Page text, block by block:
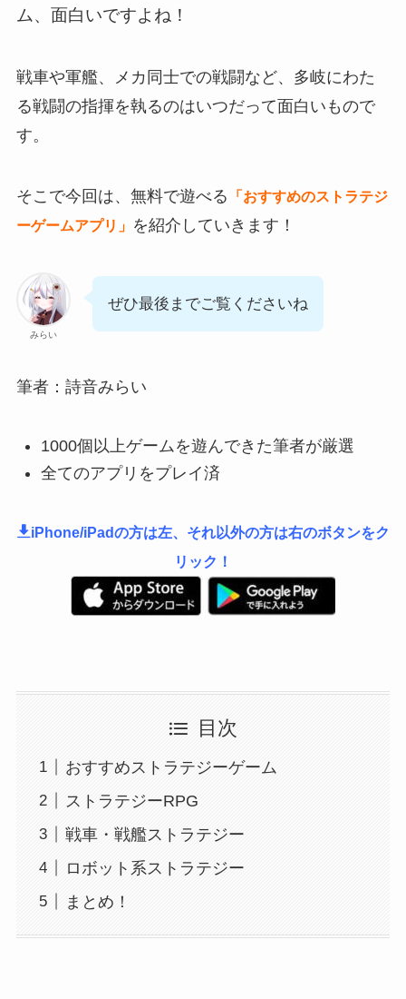
ム、面白いですよね！
戦車や軍艦、メカ同士での戦闘など、 多岐にわた
る戦闘の指揮を執るのはいつだって面白い もので
す。
そこで今回は、無料で遊べる
「おすすめのストラテジ
ーゲームアプリ」 を紹介していきます！
みらい
ぜひ最後までご覧くださいね
筆者：詩音みらい
1000個以上ゲームを遊んできた筆者が厳選
全てのアプリをプレイ済
iPhone/iPadの方は左、それ以外の方は右のボタンをク
リック！
目次
おすすめストラテジーゲーム
ストラテジーRPG
戦車・戦艦ストラテジー
ロボット系ストラテジー
まとめ！